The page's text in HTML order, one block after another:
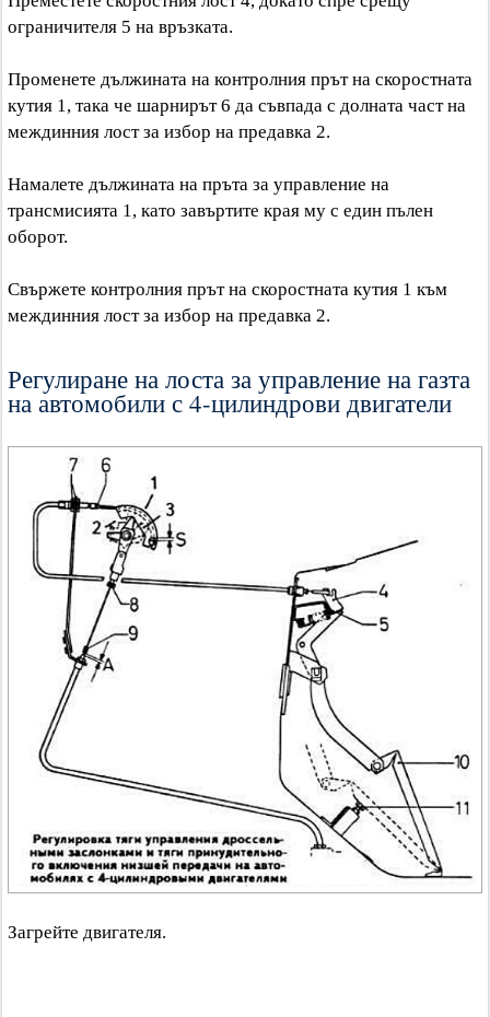
ограничителя 5 на връзката.
Променете дължината на контролния прът на скоростната
кутия 1, така че шарнирът 6 да съвпада с долната част на
междинния лост за избор на предавка 2.
Намалете дължината на пръта за управление на
трансмисията 1, като завъртите края му с един пълен
оборот.
Свържете контролния прът на скоростната кутия 1 към
междинния лост за избор на предавка 2.
Регулиране на лоста за управление на газта
на автомобили с 4-цилиндрови двигатели
Загрейте двигателя.